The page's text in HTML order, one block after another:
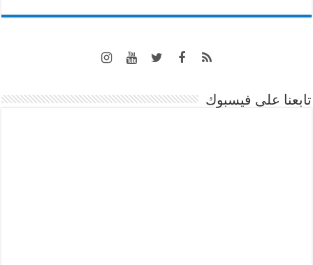
تابعنا على فيسبوك